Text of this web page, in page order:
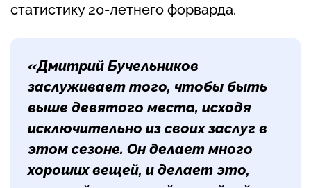
статистику 20-летнего форварда.
«Дмитрий Бучельников
заслуживает того, чтобы быть
выше девятого места, исходя
исключительно из своих заслуг в
этом сезоне. Он делает много
хороших вещей, и делает это,